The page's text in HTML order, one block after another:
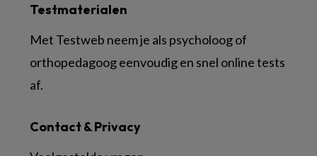
Contact & Privacy
Testmaterialen
Met Testweb neem je als psycholoog of
orthopedagoog eenvoudig en snel online tests
af.